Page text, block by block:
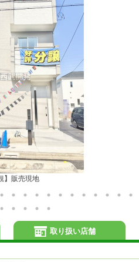
】販売現地
取り扱い店舗